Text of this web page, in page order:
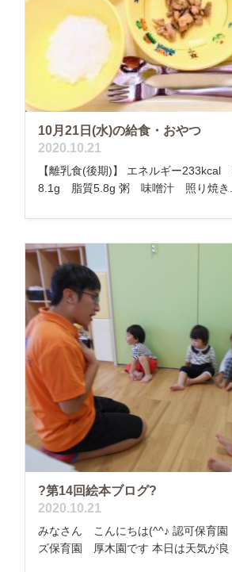
10月21日(水)の給食・おやつ
2020.10.21
【離乳食(後期)】 エネルギー233kcal
8.1g 脂質5.8g 粥 味噌汁 照り焼き...
?第14回絵本ブログ?
2020.10.21
みなさん こんにちは(^^♪ 認可保育
ズ保育園 厚木園です 本日は天気が良